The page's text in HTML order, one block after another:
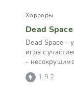
Хорроры
Dead Space
Dead Space –
игра с
-
Кларка. Его
далёкую
1.9.2